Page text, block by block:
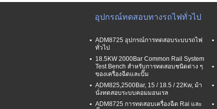
อุปกรณ์ทดสอบทางรถไฟทั่วไป
ADM8725 อุปกรณ์การทดสอบระบบรถไฟ
ทั่วไป
18.5KW 2000Bar Common Rail System
Test Bench สําหรับการทดสอบชนิดต่าง ๆ
ของเครื่องฉีดและปั๊ม
ADM825,2500Bar, 15 / 18.5 / 22Kw, ม้า
นั่งทดสอบระบบคอมมอนเรล
ADM8725 การทดสอบเครื่องฉีด Rai และ